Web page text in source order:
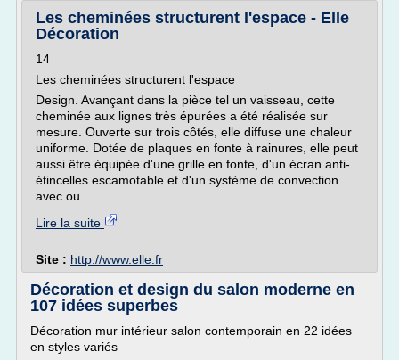
Les cheminées structurent l'espace - Elle
Décoration
14
Les cheminées structurent l'espace
Design. Avançant dans la pièce tel un vaisseau, cette
cheminée aux lignes très épurées a été réalisée sur
mesure. Ouverte sur trois côtés, elle diffuse une chaleur
uniforme. Dotée de plaques en fonte à rainures, elle peut
aussi être équipée d'une grille en fonte, d'un écran anti-
étincelles escamotable et d'un système de convection
avec ou...
Lire la suite
Site : http://www.elle.fr
Décoration et design du salon moderne en
107 idées superbes
Décoration mur intérieur salon contemporain en 22 idées
en styles variés